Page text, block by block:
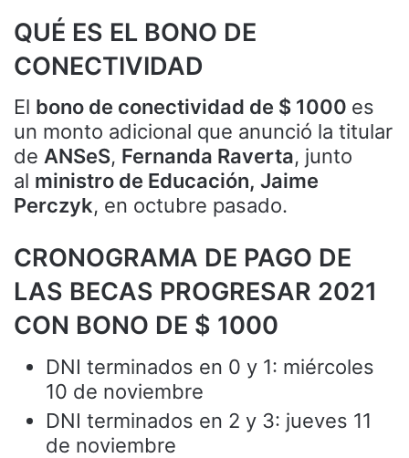
QUÉ ES EL BONO DE
CONECTIVIDAD
El bono de conectividad de $ 1000 es
un monto adicional que anunció la titular
de ANSeS, Fernanda Raverta, junto
al ministro de Educación, Jaime
Perczyk, en octubre pasado.
CRONOGRAMA DE PAGO DE
LAS BECAS PROGRESAR 2021
CON BONO DE $ 1000
DNI terminados en 0 y 1: miércoles
10 de noviembre
DNI terminados en 2 y 3: jueves 11
de noviembre